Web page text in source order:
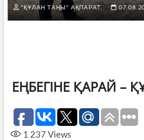
"ҚҰЛАН ТАҢЫ" АҚПАРАТ.
ЕҢБЕГІНЕ ҚАРАЙ –
1 237 Views